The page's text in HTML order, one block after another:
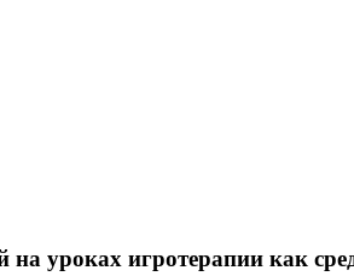
уроках игротерапии как